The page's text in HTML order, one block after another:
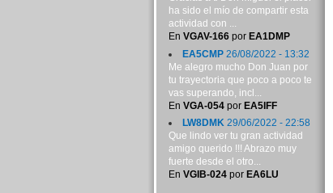
ha sido el mío de compartir esta
actividad con ...
En VGAV-166por EA1DMP
EA5CMP26/08/2022 - 13:32
Me alegro mucho Don Juan por
tu trayectoria que poco a poco te
vas superando, incl...
En VGA-054por EA5IFF
LW8DMK29/06/2022 - 22:58
Que lindo ver tu gran actividad
amigo querido !!! Abrazo muy
fuerte desde el otro...
En VGIB-024por EA6LU